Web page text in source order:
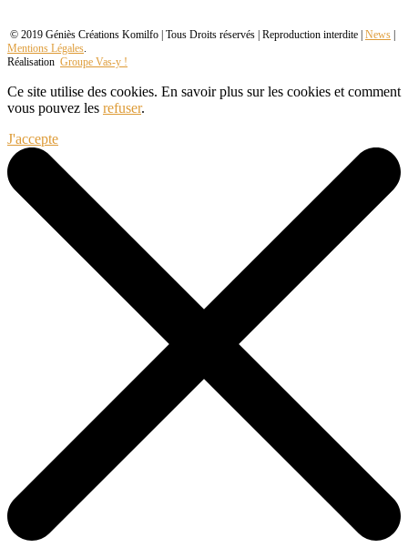
© 2019 Géniès Créations Komilfo | Tous Droits réservés | Reproduction interdite | News
Mentions Légales.
Réalisation Groupe Vas-y !
Ce site utilise des cookies. En savoir plus sur les cookies et comment
vous pouvez les refuser.
J'accepte